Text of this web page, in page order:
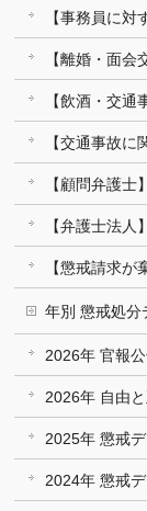
【事務員に対
【離婚・面会
【飲酒・交通
【交通事故に
【顧問弁護士
【弁護士法人
【懲戒請求が
年別 懲戒処分
2026年 官報
2026年 自由
2025年 懲戒
2024年 懲戒